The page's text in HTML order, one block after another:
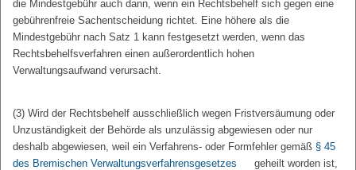
die Mindestgebühr auch dann, wenn ein Rechtsbehelf sich gegen eine
gebührenfreie Sachentscheidung richtet. Eine höhere als die
Mindestgebühr nach Satz 1 kann festgesetzt werden, wenn das
Rechtsbehelfsverfahren einen außerordentlich hohen
Verwaltungsaufwand verursacht.
(3) Wird der Rechtsbehelf ausschließlich wegen Fristversäumung oder
Unzuständigkeit der Behörde als unzulässig abgewiesen oder nur
deshalb abgewiesen, weil ein Verfahrens- oder Formfehler gemäß § 45
des Bremischen Verwaltungsverfahrensgesetzes
geheilt worden ist,